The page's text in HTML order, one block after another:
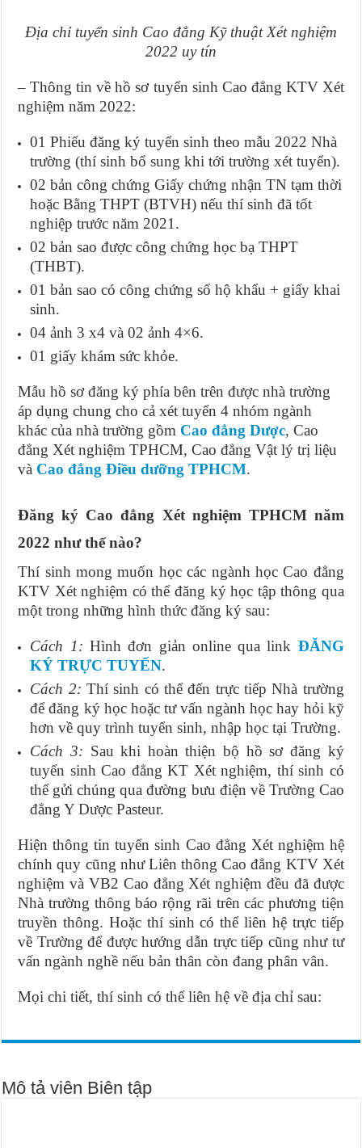
Địa chỉ tuyển sinh Cao đẳng Kỹ thuật Xét nghiệm
2022 uy tín
– Thông tin về hồ sơ tuyển sinh Cao đẳng KTV Xét
nghiệm năm 2022:
01 Phiếu đăng ký tuyển sinh theo mẫu 2022 Nhà
trường (thí sinh bổ sung khi tới trường xét tuyển).
02 bản công chứng Giấy chứng nhận TN tạm thời
hoặc Bằng THPT (BTVH) nếu thí sinh đã tốt
nghiệp trước năm 2021.
02 bản sao được công chứng học bạ THPT
(THBT).
01 bản sao có công chứng sổ hộ khẩu + giấy khai
sinh.
04 ảnh 3 x4 và 02 ảnh 4×6.
01 giấy khám sức khỏe.
Mẫu hồ sơ đăng ký phía bên trên được nhà trường
áp dụng chung cho cả xét tuyển 4 nhóm ngành
khác của nhà trường gồm Cao đẳng Dược, Cao
đẳng Xét nghiệm TPHCM, Cao đẳng Vật lý trị liệu
và Cao đẳng Điều dưỡng TPHCM.
Đăng ký Cao đẳng Xét nghiệm TPHCM năm
2022 như thế nào?
Thí sinh mong muốn học các ngành học Cao đẳng
KTV Xét nghiệm có thể đăng ký học tập thông qua
một trong những hình thức đăng ký sau:
Cách 1: Hình đơn giản online qua link ĐĂNG
KÝ TRỰC TUYẾN.
Cách 2: Thí sinh có thể đến trực tiếp Nhà trường
để đăng ký học hoặc tư vấn ngành học hay hỏi kỹ
hơn về quy trình tuyển sinh, nhập học tại Trường.
Cách 3: Sau khi hoàn thiện bộ hồ sơ đăng ký
tuyển sinh Cao đẳng KT Xét nghiệm, thí sinh có
thể gửi chúng qua đường bưu điện về Trường Cao
đẳng Y Dược Pasteur.
Hiện thông tin tuyển sinh Cao đẳng Xét nghiệm hệ
chính quy cũng như Liên thông Cao đẳng KTV Xét
nghiệm và VB2 Cao đẳng Xét nghiệm đều đã được
Nhà trường thông báo rộng rãi trên các phương tiện
truyền thông. Hoặc thí sinh có thể liên hệ trực tiếp
về Trường để được hướng dẫn trực tiếp cũng như tư
vấn ngành nghề nếu bản thân còn đang phân vân.
Mọi chi tiết, thí sinh có thể liên hệ về địa chỉ sau:
Mô tả viên Biên tập